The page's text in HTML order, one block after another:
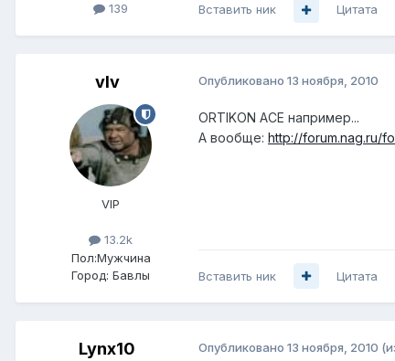
139 Вставить ник Цитата
vIv
VIP
13.2k
Пол:Мужчина
Город: Бавлы
Опубликовано 13 ноября, 2010
ORTIKON ACE например...
А вообще: http://forum.nag.ru/
Вставить ник Цитата
Lynx10 Опубликовано 13 ноября, 2010